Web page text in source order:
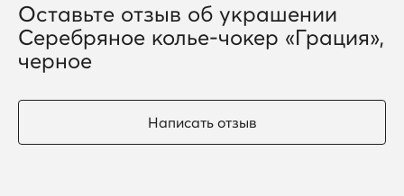
Оставьте отзыв об украшении
Серебряное колье-чокер «Грация»,
черное
Написать отзыв